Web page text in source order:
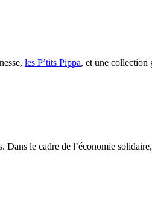
les P’tits Pippa, et une collection
le cadre de l’économie